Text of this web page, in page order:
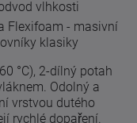
vlhkosti
Flexifoam - masivní
klasiky
°C), 2-dílný potah
Odolný a
vrstvou dutého
rychlé dopaření.